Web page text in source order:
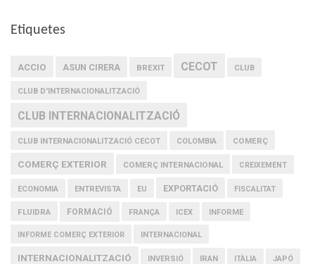
Etiquetes
ACCIO ASUN CIRERA BREXIT CECOT CLUB
CLUB D'INTERNACIONALITZACIÓ
CLUB INTERNACIONALITZACIÓ
CLUB INTERNACIONALITZACIÓ CECOT COLOMBIA COMERÇ
COMERÇ EXTERIOR COMERÇ INTERNACIONAL CREIXEMENT
ECONOMIA ENTREVISTA EU EXPORTACIÓ FISCALITAT
FLUIDRA FORMACIÓ FRANÇA ICEX INFORME
INFORME COMERÇ EXTERIOR INTERNACIONAL
INTERNACIONALITZACIÓ INVERSIÓ IRAN ITÀLIA JAPÓ